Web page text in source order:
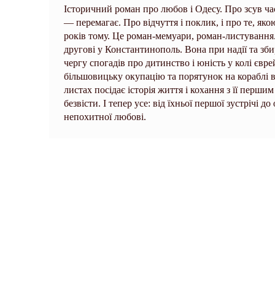
Історичний роман про любов і Одесу. Про зсув
— перемагає. Про відчуття і поклик, і про те,
років тому. Це роман-мемуари, роман-
другові у Константинополь. Вона при надії та
чергу спогадів про дитинство і юність у колі
більшовицьку окупацію та порятунок на кораблі
листах посідає історія життя і кохання з її
безвісти. І тепер усе: від їхньої першої зустрічі
непохитної любові.